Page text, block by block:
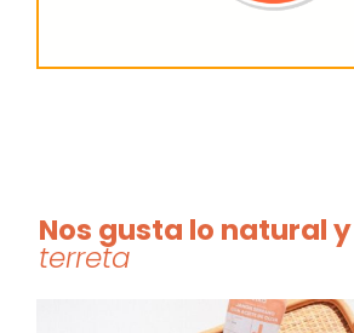
Nos gusta lo natural y
terreta